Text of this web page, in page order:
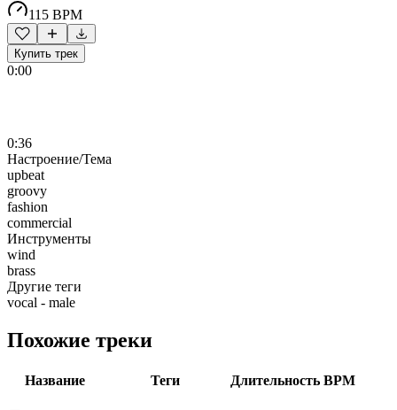
115 BPM
Купить трек
0:00
0:36
Настроение/Тема
upbeat
groovy
fashion
commercial
Инструменты
wind
brass
Другие теги
vocal - male
Похожие треки
Название Теги Длительность BPM